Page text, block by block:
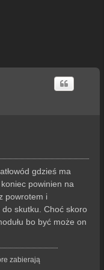
gdzieś ma
powinien na
powrotem i
skutku. Choć skoro
bo być może on
zabierają